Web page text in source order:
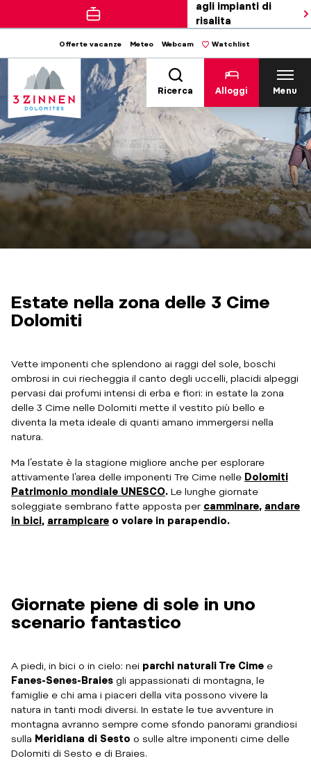
agli impianti di
risalita
Offerte vacanze Meteo Webcam Watchlist
Ricerca Alloggi Menu
Estate nella zona delle 3 Cime
Dolomiti
Vette imponenti che splendono ai raggi del sole, boschi
ombrosi in cui riecheggia il canto degli uccelli, placidi alpeggi
pervasi dai profumi intensi di erba e fiori: in estate la zona
delle 3 Cime nelle Dolomiti mette il vestito più bello e
diventa la meta ideale di quanti amano immergersi nella
natura.
Ma l’estate è la stagione migliore anche per esplorare
attivamente l’area delle imponenti Tre Cime nelle Dolomiti
Patrimonio mondiale UNESCO. Le lunghe giornate
soleggiate sembrano fatte apposta per camminare, andare
in bici, arrampicare o volare in parapendio.
Giornate piene di sole in uno
scenario fantastico
A piedi, in bici o in cielo: nei parchi naturali Tre Cime e
Fanes-Senes-Braies gli appassionati di montagna, le
famiglie e chi ama i piaceri della vita possono vivere la
natura in tanti modi diversi. In estate le tue avventure in
montagna avranno sempre come sfondo panorami grandiosi
sulla Meridiana di Sesto o sulle altre imponenti cime delle
Dolomiti di Sesto e di Braies.